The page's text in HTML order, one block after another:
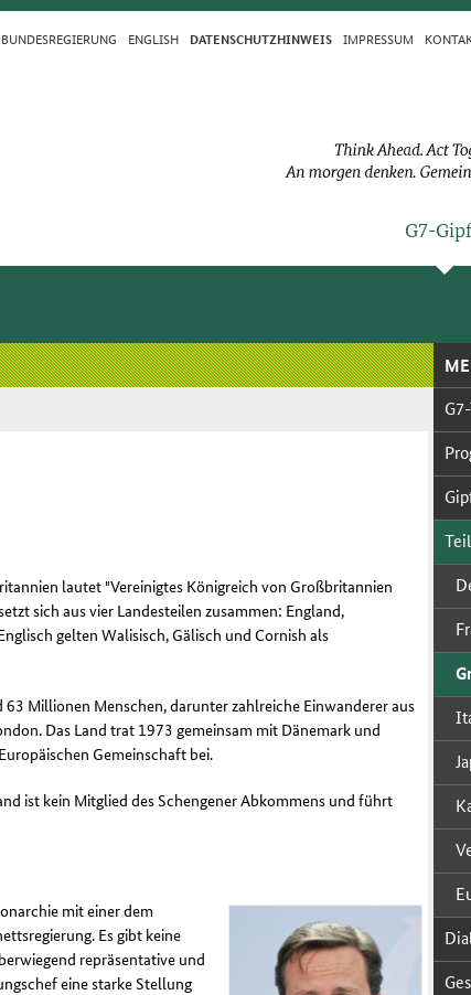
ENGLISH DA­TEN­SCHUTZ­HIN­WEIS IM­PRES­S­UM
G7-
lautet "Vereinigtes Königreich von Großbritannien
sich aus vier Landesteilen zusammen: England,
gelten Walisisch, Gälisch undCornish als
Millionen Menschen, darunter zahlreiche Einwanderer aus
Das Land trat 1973 gemeinsam mit Dänemark und
Gemeinschaft bei.
ist kein Mitglied des Schengener Abkommens und führt
mit einer dem
Es gibt keine
repräsentative und
eine starke Stellung